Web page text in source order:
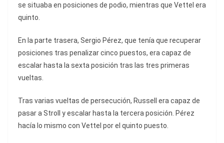
se situaba en posiciones de podio, mientras que Vettel era
quinto.
En la parte trasera, Sergio Pérez, que tenía que recuperar
posiciones tras penalizar cinco puestos, era capaz de
escalar hasta la sexta posición tras las tres primeras
vueltas.
Tras varias vueltas de persecución, Russell era capaz de
pasar a Stroll y escalar hasta la tercera posición. Pérez
hacía lo mismo con Vettel por el quinto puesto.